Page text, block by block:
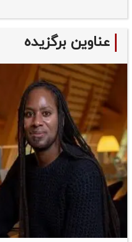
عناوین برگزیده